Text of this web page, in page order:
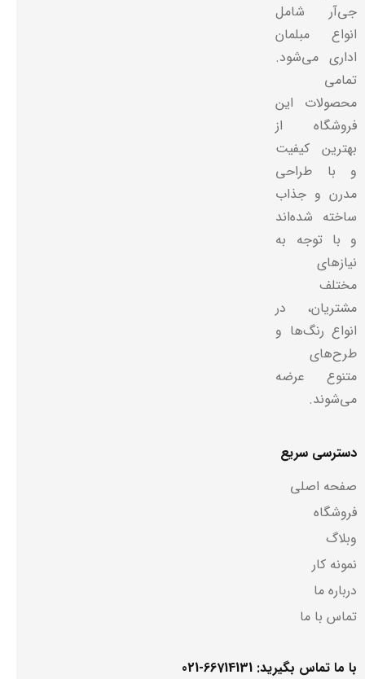
جی‌آر شامل
انواع مبلمان
اداری می‌شود.
تمامی
محصولات این
فروشگاه از
بهترین کیفیت
و با طراحی
مدرن و جذاب
ساخته شده‌اند
و با توجه به
نیازهای
مختلف
مشتریان، در
انواع رنگ‌ها و
طرح‌های
متنوع عرضه
می‌شوند.
دسترسی سریع
صفحه اصلی
فروشگاه
وبلاگ
نمونه کار
درباره ما
تماس با ما
با ما تماس بگیرید: 66714131-021